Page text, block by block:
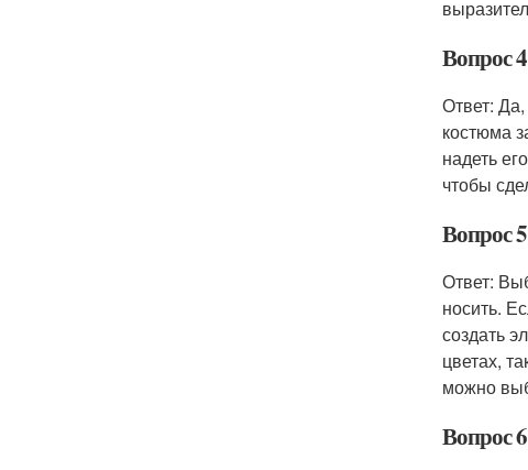
Вопрос
Ответ:
костюма
надеть
чтобы
Вопрос
Ответ:
носить.
создать
цветах,
можно
Вопрос